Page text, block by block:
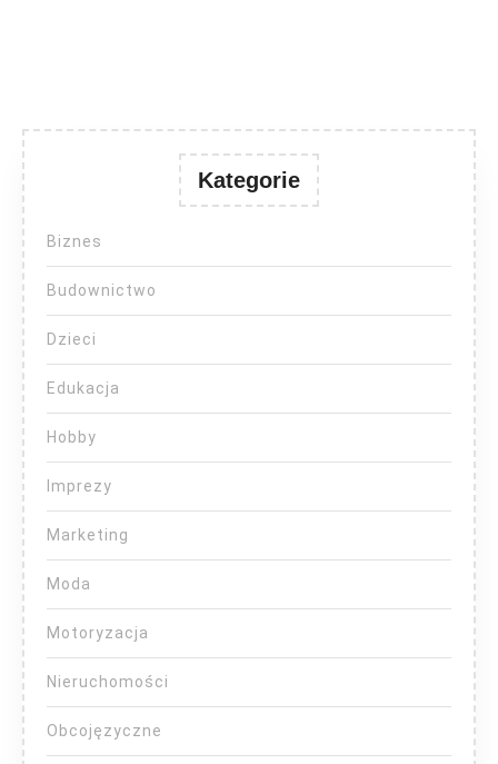
Kategorie
Biznes
Budownictwo
Dzieci
Edukacja
Hobby
Imprezy
Marketing
Moda
Motoryzacja
Nieruchomości
Obcojęzyczne